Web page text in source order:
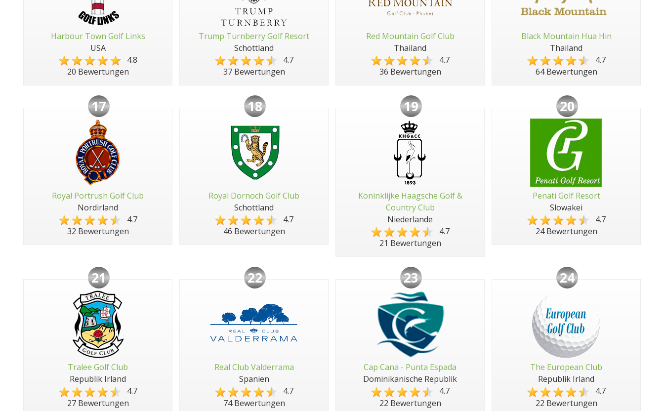
Harbour Town Golf Links
USA
4.8
20 Bewertungen
Trump Turnberry Golf Resort
Schottland
4.7
37 Bewertungen
Red Mountain Golf Club
Thailand
4.7
36 Bewertungen
Black Mountain Hua Hin
Thailand
4.7
64 Bewertungen
17
Royal Portrush Golf Club
Nordirland
4.7
32 Bewertungen
18
Royal Dornoch Golf Club
Schottland
4.7
46 Bewertungen
19
Koninklijke Haagsche Golf &
Country Club
Niederlande
4.7
21 Bewertungen
20
Penati Golf Resort
Slowakei
4.7
24 Bewertungen
21
Tralee Golf Club
Republik Irland
4.7
27 Bewertungen
22
Real Club Valderrama
Spanien
4.7
74 Bewertungen
23
Cap Cana - Punta Espada
Dominikanische Republik
4.7
22 Bewertungen
24
The European Club
Republik Irland
4.7
22 Bewertungen